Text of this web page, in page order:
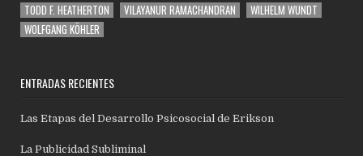
TODD F. HEATHERTON
VILAYANUR RAMACHANDRAN
WILHELM WUNDT
WOLFGANG KÖHLER
ENTRADAS RECIENTES
Las Etapas del Desarrollo Psicosocial de Erikson
La Publicidad Subliminal